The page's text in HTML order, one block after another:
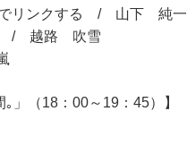
リンクする / 山下 純一
/ 越路 吹雪
｡」（18：00～19：45）】